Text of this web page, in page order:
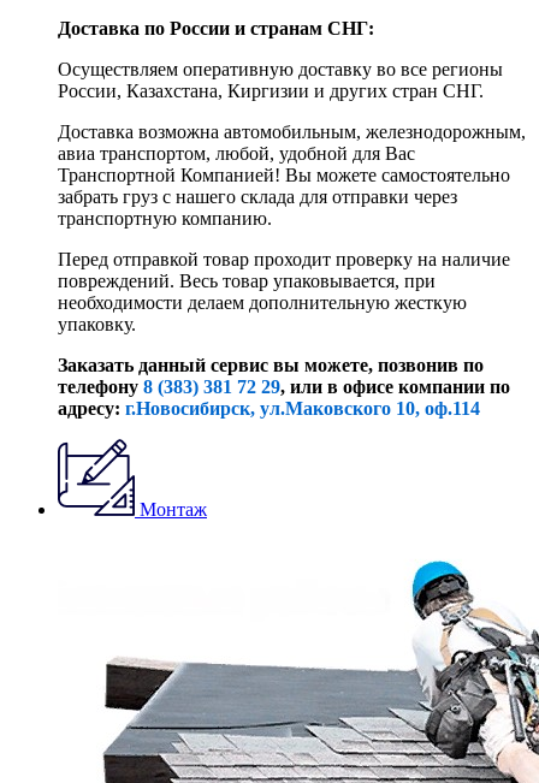
Доставка по России и странам СНГ:
Осуществляем оперативную доставку во все регионы
России, Казахстана, Киргизии и других стран СНГ.
Доставка возможна автомобильным, железнодорожным,
авиа транспортом, любой, удобной для Вас
Транспортной Компанией! Вы можете самостоятельно
забрать груз с нашего склада для отправки через
транспортную компанию.
Перед отправкой товар проходит проверку на наличие
повреждений. Весь товар упаковывается, при
необходимости делаем дополнительную жесткую
упаковку.
Заказать данный сервис вы можете, позвонив по
телефону 8 (383) 381 72 29, или в офисе компании по
адресу: г.Новосибирск, ул.Маковского 10, оф.114
Монтаж